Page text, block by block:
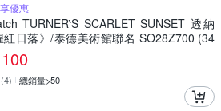
優惠
TURNER‵S SCARLET SUNSET 透納
紅日落》/泰德美術館聯名 SO28Z700 (34
(4) 總銷量>50